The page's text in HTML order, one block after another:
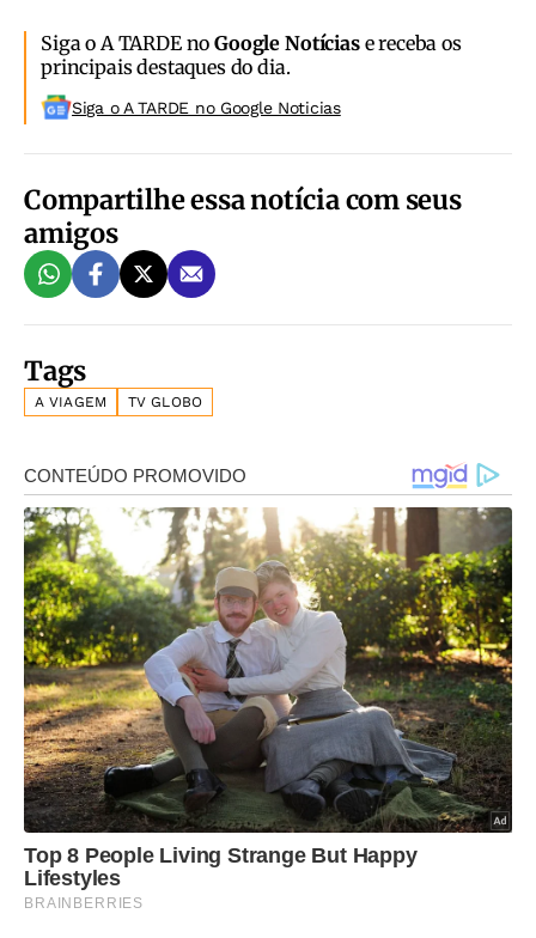
Siga o A TARDE noGoogle Notíciase receba os
principais destaques do dia.
Siga o A TARDE no Google Noticias
Compartilhe essa notícia com seus
amigos
Tags
A VIAGEM TV GLOBO